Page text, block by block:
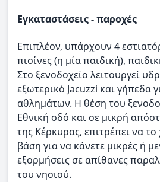
Εγκαταστάσεις - παροχές
Επιπλέον, υπάρχουν 4
πισίνες (η μία παιδική),
Στο ξενοδοχείο λειτουργεί
εξωτερικό Jacuzzi και γήπεδα
αθλημάτων. Η θέση του
Εθνική οδό και σε μικρή
της Κέρκυρας, επιτρέπει να
βάση για να κάνετε μικρές ή
εξορμήσεις σε απίθανες
του νησιού.